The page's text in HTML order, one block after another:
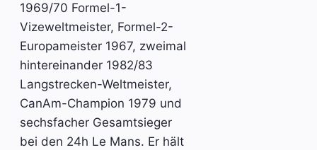
1969/70 Formel-1-
Vizeweltmeister, Formel-2-
Europameister 1967, zweimal
hintereinander 1982/83
Langstrecken-Weltmeister,
CanAm-Champion 1979 und
sechsfacher Gesamtsieger
bei den 24h Le Mans. Er hält